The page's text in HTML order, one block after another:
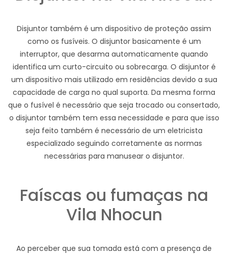
Disjuntor também é um dispositivo de proteção assim
como os fusíveis. O disjuntor basicamente é um
interruptor, que desarma automaticamente quando
identifica um curto-circuito ou sobrecarga. O disjuntor é
um dispositivo mais utilizado em residências devido a sua
capacidade de carga no qual suporta. Da mesma forma
que o fusível é necessário que seja trocado ou consertado,
o disjuntor também tem essa necessidade e para que isso
seja feito também é necessário de um eletricista
especializado seguindo corretamente as normas
necessárias para manusear o disjuntor.
Faíscas ou fumaças na
Vila Nhocun
Ao perceber que sua tomada está com a presença de